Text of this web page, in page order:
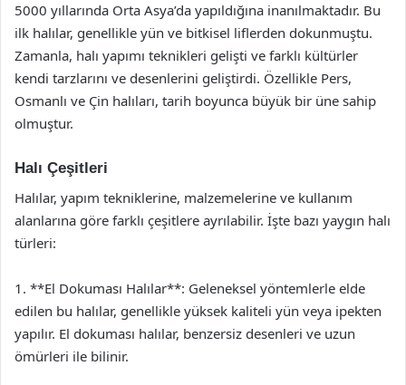
5000 yıllarında Orta Asya’da yapıldığına inanılmaktadır. Bu
ilk halılar, genellikle yün ve bitkisel liflerden dokunmuştu.
Zamanla, halı yapımı teknikleri gelişti ve farklı kültürler
kendi tarzlarını ve desenlerini geliştirdi. Özellikle Pers,
Osmanlı ve Çin halıları, tarih boyunca büyük bir üne sahip
olmuştur.
Halı Çeşitleri
Halılar, yapım tekniklerine, malzemelerine ve kullanım
alanlarına göre farklı çeşitlere ayrılabilir. İşte bazı yaygın halı
türleri:
1. **El Dokuması Halılar**: Geleneksel yöntemlerle elde
edilen bu halılar, genellikle yüksek kaliteli yün veya ipekten
yapılır. El dokuması halılar, benzersiz desenleri ve uzun
ömürleri ile bilinir.